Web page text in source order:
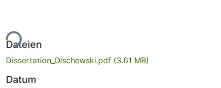
Dateien
Dissertation_Olschewski.pdf (3.61 MB)
Datum